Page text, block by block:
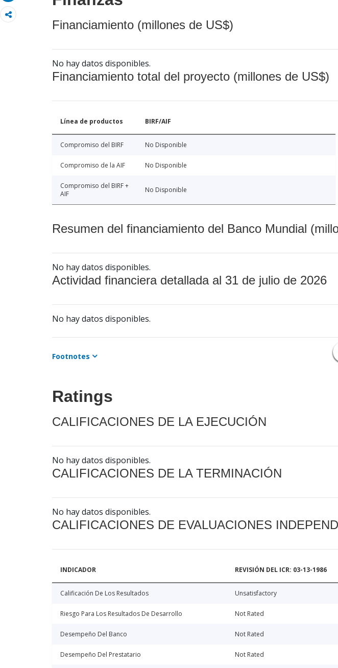
Financiamiento (millones de US$)
No hay datos disponibles.
Financiamiento total del proyecto (millones de US$)
Línea de productos BIRF/AIF
Compromiso del BIRF No Disponible
Compromiso de la AIF No Disponible
Compromiso del BIRF +
AIF
No Disponible
Resumen del financiamiento del Banco Mundial
No hay datos disponibles.
Actividad financiera detallada al 31 de julio de 2026
No hay datos disponibles.
Footnotes
Ratings
CALIFICACIONES DE LA EJECUCIÓN
No hay datos disponibles.
CALIFICACIONES DE LA TERMINACIÓN
No hay datos disponibles.
CALIFICACIONES DE EVALUACIONES
INDICADOR REVISIÓN DEL ICR: 03-13-1986
Calificación De Los Resultados Unsatisfactory
Riesgo Para Los Resultados De Desarrollo Not Rated
Desempeño Del Banco Not Rated
Desempeño Del Prestatario Not Rated